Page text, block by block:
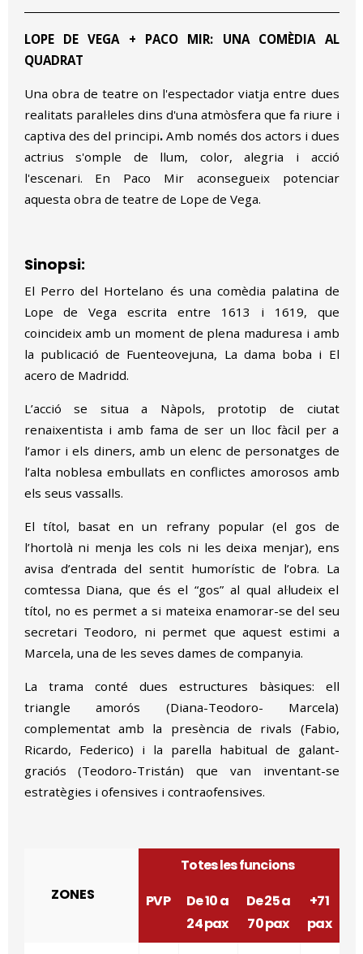
LOPE DE VEGA + PACO MIR: UNA COMÈDIA AL
QUADRAT
Una obra de teatre on l'espectador viatja entre dues
realitats paral·leles dins d'una atmòsfera que fa riure i
captiva des del principi. Amb només dos actors i dues
actrius s'omple de llum, color, alegria i acció
l'escenari. En Paco Mir aconsegueix potenciar
aquesta obra de teatre de Lope de Vega.
Sinopsi:
El Perro del Hortelano és una comèdia palatina de
Lope de Vega escrita entre 1613 i 1619, que
coincideix amb un moment de plena maduresa i amb
la publicació de Fuenteovejuna, La dama boba i El
acero de Madridd.
L’acció se situa a Nàpols, prototip de ciutat
renaixentista i amb fama de ser un lloc fàcil per a
l’amor i els diners, amb un elenc de personatges de
l’alta noblesa embullats en conflictes amorosos amb
els seus vassalls.
El títol, basat en un refrany popular (el gos de
l’hortolà ni menja les cols ni les deixa menjar), ens
avisa d’entrada del sentit humorístic de l’obra. La
comtessa Diana, que és el “gos” al qual al·ludeix el
títol, no es permet a si mateixa enamorar-se del seu
secretari Teodoro, ni permet que aquest estimi a
Marcela, una de les seves dames de companyia.
La trama conté dues estructures bàsiques: ell
triangle amorós (Diana-Teodoro- Marcela)
complementat amb la presència de rivals (Fabio,
Ricardo, Federico) i la parella habitual de galant-
graciós (Teodoro-Tristán) que van inventant-se
estratègies i ofensives i contraofensives.
ZONES
Totes les funcions
PVP
De 10 a
24 pax
De 25 a
70 pax
+71
pax